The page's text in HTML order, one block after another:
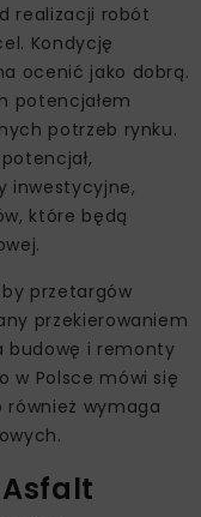
realizacji robót
Kondycję
ocenić jako dobrą.
potencjałem
potrzeb rynku.
inwestycyjne,
które będą
przetargów
przekierowaniem
budowę i remonty
w Polsce mówi się
również wymaga
Asfalt